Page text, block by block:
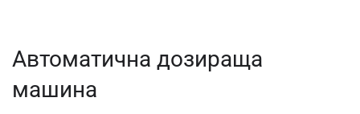
Автоматична дозираща
машина